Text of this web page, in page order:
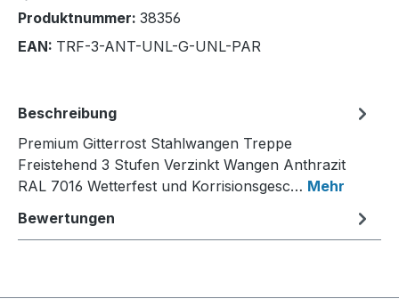
Produktnummer: 38356
EAN: TRF-3-ANT-UNL-G-UNL-PAR
Beschreibung
Premium Gitterrost Stahlwangen Treppe
Freistehend 3 Stufen Verzinkt Wangen Anthrazit
RAL 7016 Wetterfest und Korrisionsgesc… Mehr
Bewertungen